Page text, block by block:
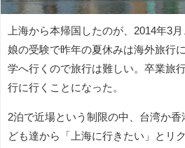
上海から本帰国したのが、2014年3
娘の受験で昨年の夏休みは海外旅行
学へ行くので旅行は難しい。卒業旅
行に行くことになった。
2泊で近場という制限の中、台湾か
ども達から「上海に行きたい」とリク